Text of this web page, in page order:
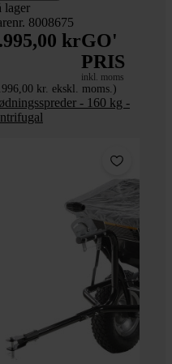
lager
8008675
krGO'
PRIS
inkl. moms
kr. ekskl. moms.)
- 160 kg -